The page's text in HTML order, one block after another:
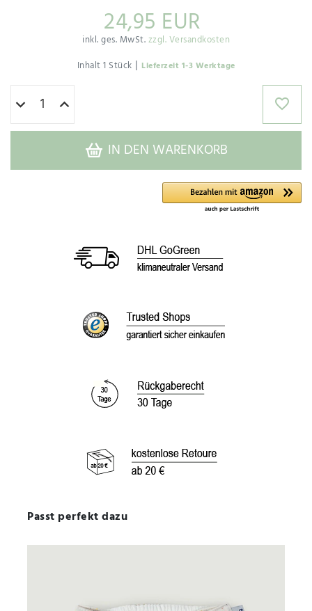
24,95 EUR
inkl. ges. MwSt.zzgl. Versandkosten
Inhalt1 Stück | Lieferzeit 1-3 Werktage
IN DEN WARENKORB
Passt perfekt dazu